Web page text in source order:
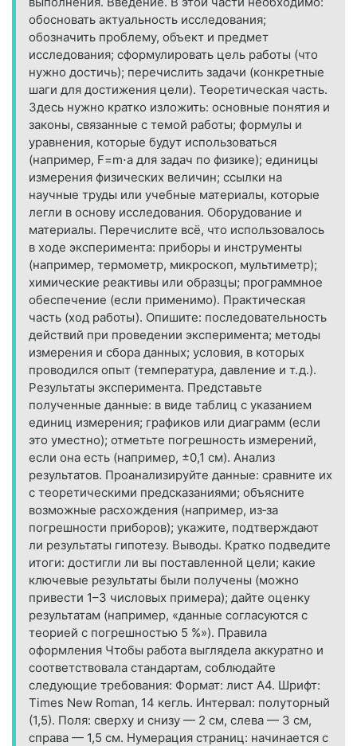
обосновать актуальность исследования;
обозначить проблему, объект и предмет
исследования; сформулировать цель работы (что
нужно достичь); перечислить задачи (конкретные
шаги для достижения цели). Теоретическая часть.
Здесь нужно кратко изложить: основные понятия и
законы, связанные с темой работы; формулы и
уравнения, которые будут использоваться
(например, F=m⋅a для задач по физике); единицы
измерения физических величин; ссылки на
научные труды или учебные материалы, которые
легли в основу исследования. Оборудование и
материалы. Перечислите всё, что использовалось
в ходе эксперимента: приборы и инструменты
(например, термометр, микроскоп, мультиметр);
химические реактивы или образцы; программное
обеспечение (если применимо). Практическая
часть (ход работы). Опишите: последовательность
действий при проведении эксперимента; методы
измерения и сбора данных; условия, в которых
проводился опыт (температура, давление и т. д.).
Результаты эксперимента. Представьте
полученные данные: в виде таблиц с указанием
единиц измерения; графиков или диаграмм (если
это уместно); отметьте погрешность измерений,
если она есть (например, ±0,1 см). Анализ
результатов. Проанализируйте данные: сравните их
с теоретическими предсказаниями; объясните
возможные расхождения (например, из‑за
погрешности приборов); укажите, подтверждают
ли результаты гипотезу. Выводы. Кратко подведите
итоги: достигли ли вы поставленной цели; какие
ключевые результаты были получены (можно
привести 1–3 числовых примера); дайте оценку
результатам (например, «данные согласуются с
теорией с погрешностью 5 %»). Правила
оформления Чтобы работа выглядела аккуратно и
соответствовала стандартам, соблюдайте
следующие требования: Формат: лист A4. Шрифт:
Times New Roman, 14 кегль. Интервал: полуторный
(1,5). Поля: сверху и снизу — 2 см, слева — 3 см,
справа — 1,5 см. Нумерация страниц: начинается с